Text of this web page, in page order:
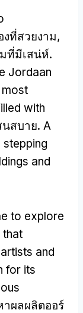
ที่สวยงาม,
ที่มีเสน่ห์.
Jordaan
with
นสบาย. A
and
to explore
that
and
for its
ผลผลิตออร์